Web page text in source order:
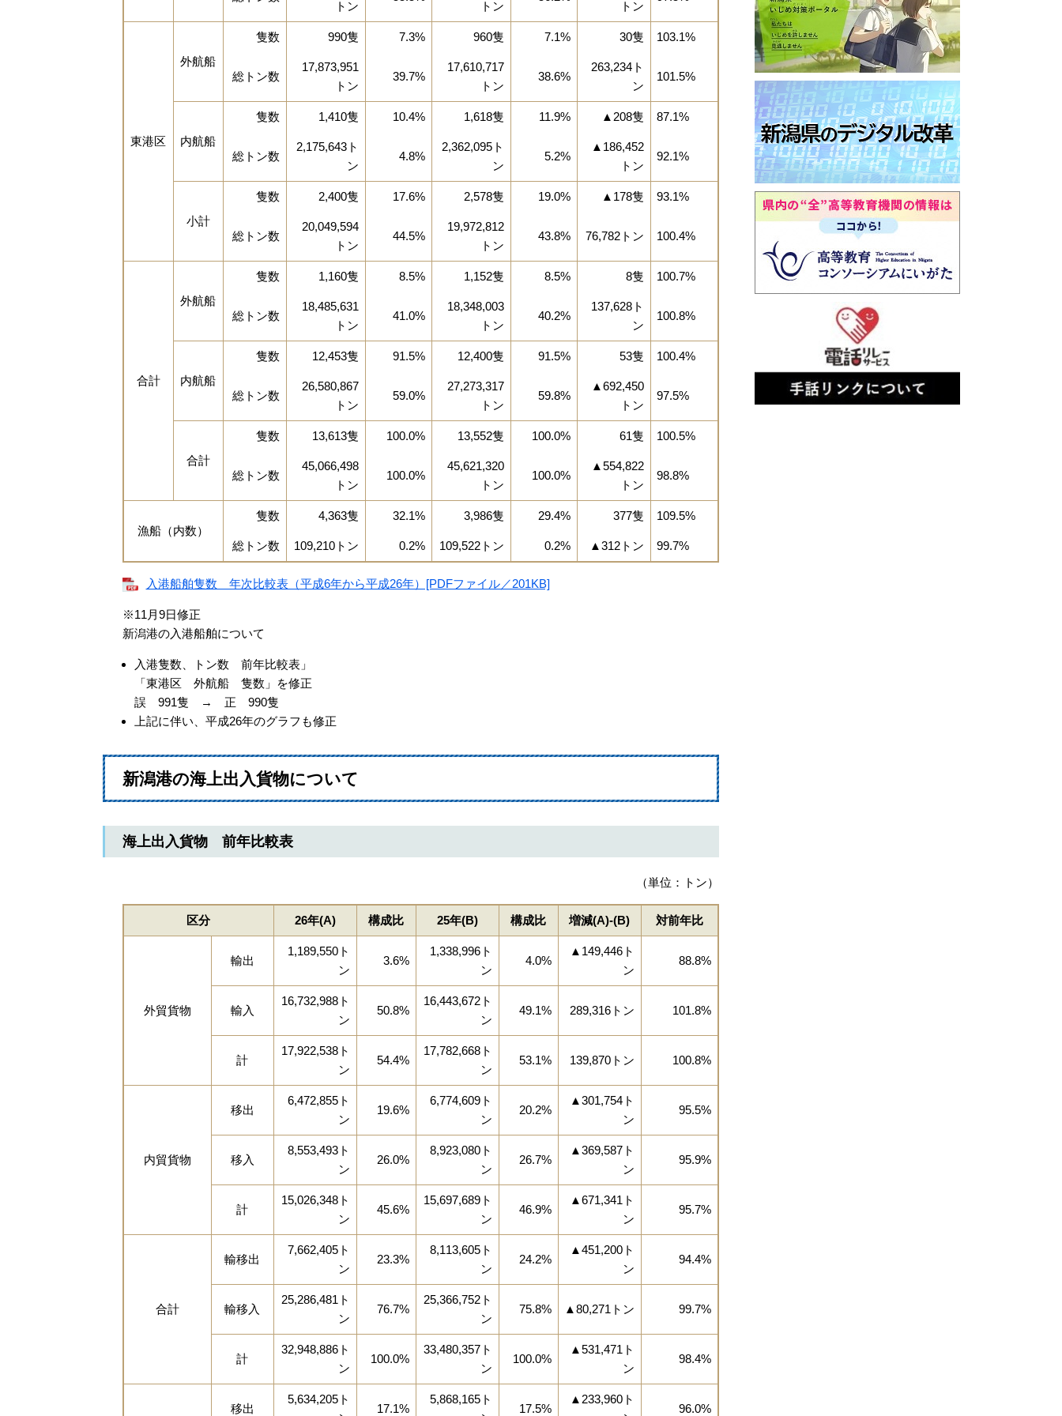
トン トン トン
東港区
外航船
隻数 990隻 7.3% 960隻 7.1% 30隻 103.1%
総トン数
17,873,951
トン
39.7%
17,610,717
トン
38.6%
263,234ト
ン
101.5%
内航船
隻数 1,410隻 10.4% 1,618隻 11.9% ▲208隻 87.1%
総トン数
2,175,643ト
ン
4.8%
2,362,095ト
ン
5.2%
▲186,452
トン
92.1%
小計
隻数 2,400隻 17.6% 2,578隻 19.0% ▲178隻 93.1%
総トン数
20,049,594
トン
44.5%
19,972,812
トン
43.8% 76,782トン 100.4%
合計
外航船
隻数 1,160隻 8.5% 1,152隻 8.5% 8隻 100.7%
総トン数
18,485,631
トン
41.0%
18,348,003
トン
40.2%
137,628ト
ン
100.8%
内航船
隻数 12,453隻 91.5% 12,400隻 91.5% 53隻 100.4%
総トン数
26,580,867
トン
59.0%
27,273,317
トン
59.8%
▲692,450
トン
97.5%
合計
隻数 13,613隻 100.0% 13,552隻 100.0% 61隻 100.5%
総トン数
45,066,498
トン
100.0%
45,621,320
トン
100.0%
▲554,822
トン
98.8%
漁船（内数）
隻数 4,363隻 32.1% 3,986隻 29.4% 377隻 109.5%
総トン数 109,210トン 0.2% 109,522トン 0.2% ▲312トン 99.7%
入港船舶隻数 年次比較表（平成6年から平成26年）[PDFファイル／201KB]
※11月9日修正
新潟港の入港船舶について
入港隻数、トン数 前年比較表」
「東港区 外航船 隻数」を修正
誤 991隻 → 正 990隻
上記に伴い、平成26年のグラフも修正
新潟港の海上出入貨物について
海上出入貨物 前年比較表
（単位：トン）
区分 26年(A) 構成比 25年(B) 構成比 増減(A)‐(B) 対前年比
外貿貨物
輸出
1,189,550ト
ン
3.6%
1,338,996ト
ン
4.0%
▲149,446ト
ン
88.8%
輸入
16,732,988ト
ン
50.8%
16,443,672ト
ン
49.1% 289,316トン 101.8%
計
17,922,538ト
ン
54.4%
17,782,668ト
ン
53.1% 139,870トン 100.8%
内貿貨物
移出
6,472,855ト
ン
19.6%
6,774,609ト
ン
20.2%
▲301,754ト
ン
95.5%
移入
8,553,493ト
ン
26.0%
8,923,080ト
ン
26.7%
▲369,587ト
ン
95.9%
計
15,026,348ト
ン
45.6%
15,697,689ト
ン
46.9%
▲671,341ト
ン
95.7%
合計
輸移出
7,662,405ト
ン
23.3%
8,113,605ト
ン
24.2%
▲451,200ト
ン
94.4%
輸移入
25,286,481ト
ン
76.7%
25,366,752ト
ン
75.8% ▲80,271トン 99.7%
計
32,948,886ト
ン
100.0%
33,480,357ト
ン
100.0%
▲531,471ト
ン
98.4%
移出
5,634,205ト
17.1%
5,868,165ト
17.5%
▲233,960ト
96.0%